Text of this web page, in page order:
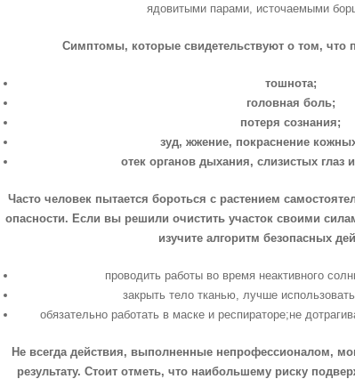
ядовитыми парами, источаемыми
Симптомы, которые свидетельствуют о том, что
тошнота;
головная боль;
потеря сознания;
зуд, жжение, покраснение
отек органов дыхания, слизистых глаз
Часто человек пытается бороться с растением
опасности. Если вы решили очистить участок своими
изучите алгоритм безопасных
проводить работы во время неактивного
закрыть тело тканью, лучше
обязательно работать в маске и респираторе;не
Не всегда действия, выполненные непрофессионалом,
результату. Стоит отметь, что наибольшему риску